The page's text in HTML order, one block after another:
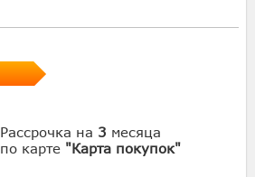
Рассрочка на 3 месяца
по карте "Карта покупок"